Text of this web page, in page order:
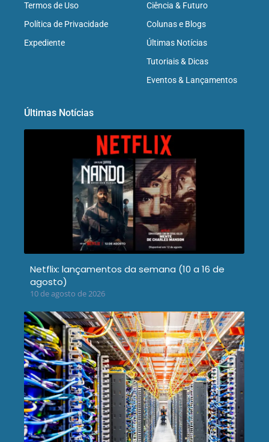
Termos de Uso
Política de Privacidade
Expediente
Ciência & Futuro
Colunas e Blogs
Últimas Notícias
Tutoriais & Dicas
Eventos & Lançamentos
Últimas Notícias
Netflix: lançamentos da semana (10 a 16 de
agosto)
10 de agosto de 2026